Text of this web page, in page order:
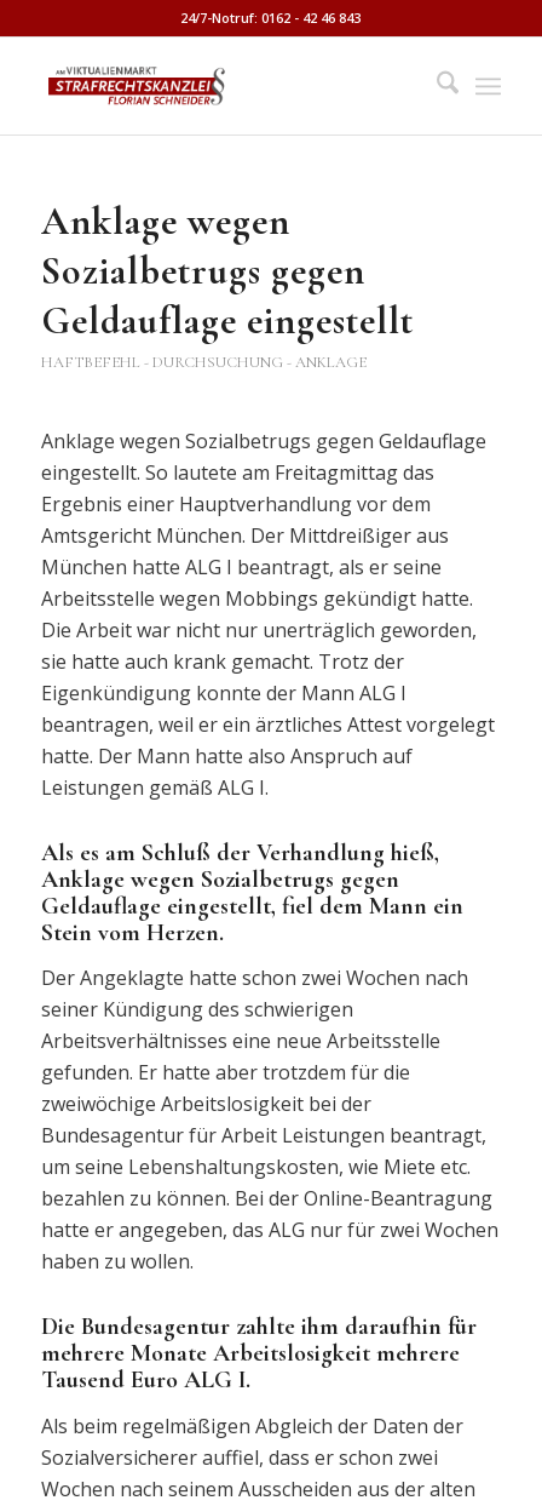
24/7-Notruf: 0162 - 42 46 843
Anklage wegen
Sozialbetrugs gegen
Geldauflage eingestellt
HAFTBEFEHL - DURCHSUCHUNG - ANKLAGE
Anklage wegen Sozialbetrugs gegen Geldauflage
eingestellt. So lautete am Freitagmittag das
Ergebnis einer Hauptverhandlung vor dem
Amtsgericht München. Der Mittdreißiger aus
München hatte ALG I beantragt, als er seine
Arbeitsstelle wegen Mobbings gekündigt hatte.
Die Arbeit war nicht nur unerträglich geworden,
sie hatte auch krank gemacht. Trotz der
Eigenkündigung konnte der Mann ALG I
beantragen, weil er ein ärztliches Attest vorgelegt
hatte. Der Mann hatte also Anspruch auf
Leistungen gemäß ALG I.
Als es am Schluß der Verhandlung hieß,
Anklage wegen Sozialbetrugs gegen
Geldauflage eingestellt, fiel dem Mann ein
Stein vom Herzen.
Der Angeklagte hatte schon zwei Wochen nach
seiner Kündigung des schwierigen
Arbeitsverhältnisses eine neue Arbeitsstelle
gefunden. Er hatte aber trotzdem für die
zweiwöchige Arbeitslosigkeit bei der
Bundesagentur für Arbeit Leistungen beantragt,
um seine Lebenshaltungskosten, wie Miete etc.
bezahlen zu können. Bei der Online-Beantragung
hatte er angegeben, das ALG nur für zwei Wochen
haben zu wollen.
Die Bundesagentur zahlte ihm daraufhin für
mehrere Monate Arbeitslosigkeit mehrere
Tausend Euro ALG I.
Als beim regelmäßigen Abgleich der Daten der
Sozialversicherer auffiel, dass er schon zwei
Wochen nach seinem Ausscheiden aus der alten